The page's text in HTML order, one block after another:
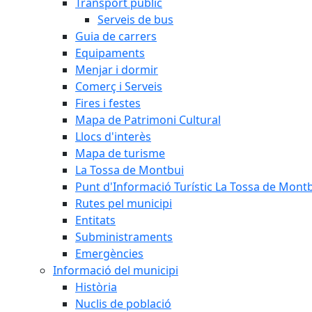
Serveis de bus
Guia de carrers
Equipaments
Menjar i dormir
Comerç i Serveis
Fires i festes
Mapa de Patrimoni Cultural
Llocs d'interès
Mapa de turisme
La Tossa de Montbui
Punt d'Informació Turístic La Tossa de
Rutes pel municipi
Entitats
Subministraments
Emergències
Informació del municipi
Història
Nuclis de població